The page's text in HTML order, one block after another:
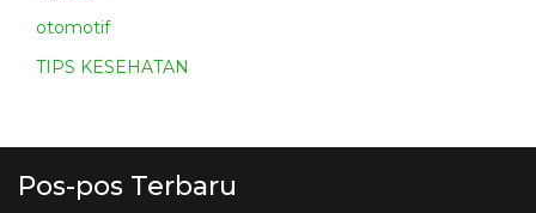
otomotif
TIPS KESEHATAN
Pos-pos Terbaru